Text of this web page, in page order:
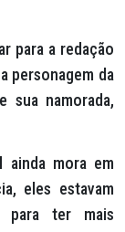
para a redação
personagem da
sua namorada,
mora em
eles estavam
para ter mais